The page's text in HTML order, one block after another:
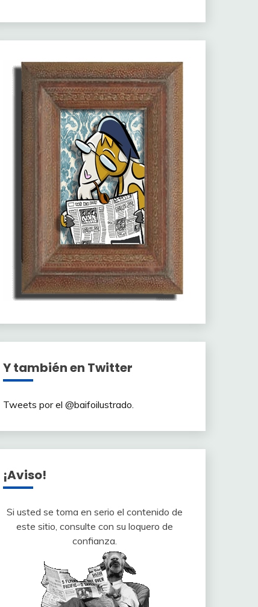
Y también en Twitter
Tweets por el @baifoilustrado.
¡Aviso!
Si usted se toma en serio el contenido de
este sitio, consulte con su loquero de
confianza.